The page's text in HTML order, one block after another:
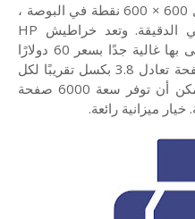
والأسود ، وخالية من التلطخ بمعدل 600 × 600 نقطة في البوصة ،
وبسرعة تصل إلى 18 صفحة في الدقيقة. وتعد خراطيش HP
LaserJet CE285A الأسود الموصى بها غالية جدًا بسعر 60 دولارًا
تقريبًا وتنتج فقط حوالي 1600 صفحة تعادل 3.8 بكسل تقريبًا لكل
صفحة. ومع ذلك، أرخص بكثير ويمكن أن توفر سعة 6000 صفحة